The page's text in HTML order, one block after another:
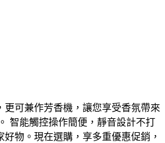
可兼作芳香機，讓您享受香氛帶來
智能觸控操作簡便，靜音設計不打
物。現在選購，享多重優惠促銷，